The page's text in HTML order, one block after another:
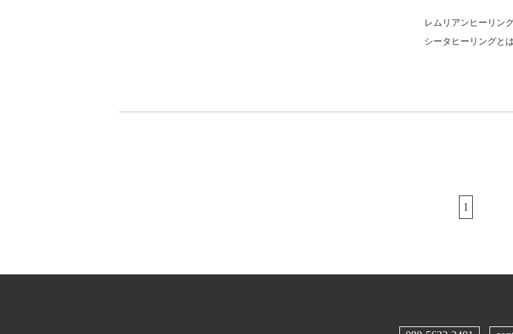
レムリアンヒーリン
シータヒーリングと
1